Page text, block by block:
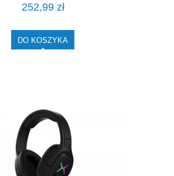
252,99 zł
DO KOSZYKA